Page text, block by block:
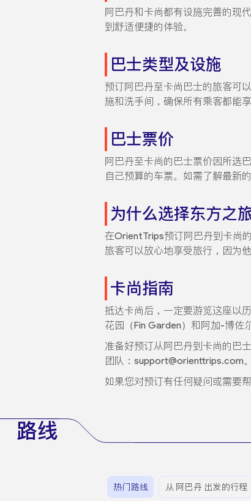
阿巴丹和卡尚都有设施完善的现
到舒适便捷的体验。
巴士类型及设施
预订阿巴丹至卡尚巴士的旅客可
施和洗手间，确保所有乘客都能
巴士票价
阿巴丹至卡尚的巴士票价因所选
自己预算的车票。如需了解最新
为什么选择东方之
在OrientTrips预订阿巴丹到卡尚
旅客可以放心地享受旅行，因为
卡尚指南
抵达卡尚后，一定要游览这座以
花园（Fin Garden）和阿加-博佐
准备好预订从阿巴丹到卡尚的巴
团队：support@orienttrips.com。
如果您对预订有任何疑问或需要
路线
热门路线 从 阿巴丹 出发的行程